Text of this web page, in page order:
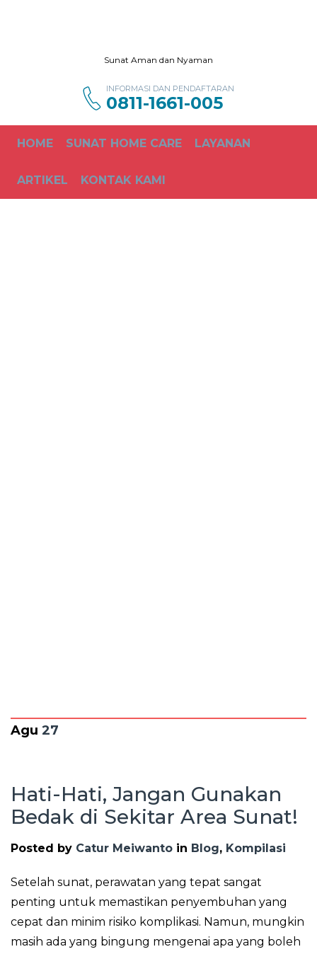
Sunat Aman dan Nyaman
INFORMASI DAN PENDAFTARAN
0811-1661-005
HOME SUNAT HOME CARE LAYANAN
ARTIKEL KONTAK KAMI
Agu 27
Hati-Hati, Jangan Gunakan
Bedak di Sekitar Area Sunat!
Posted by Catur Meiwanto in Blog, Kompilasi
Setelah sunat, perawatan yang tepat sangat
penting untuk memastikan penyembuhan yang
cepat dan minim risiko komplikasi. Namun, mungkin
masih ada yang bingung mengenai apa yang boleh